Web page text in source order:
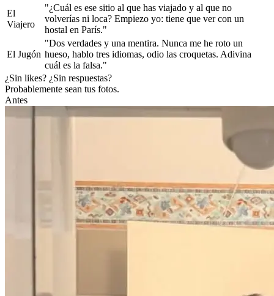
El
Viajero
"¿Cuál es ese sitio al que has viajado y al que no
volverías ni loca? Empiezo yo: tiene que ver con un
hostal en París."
El Jugón
"Dos verdades y una mentira. Nunca me he roto un
hueso, hablo tres idiomas, odio las croquetas. Adivina
cuál es la falsa."
¿Sin likes? ¿Sin respuestas?
Probablemente sean tus fotos.
Antes